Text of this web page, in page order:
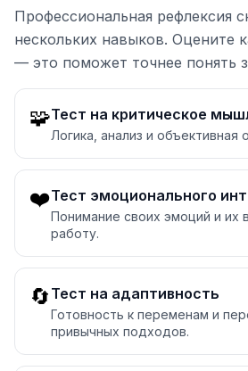
Профессиональная рефлексия
нескольких навыков. Оцените
— это поможет точнее понять
🧩Тест на критическое
Логика, анализ и объективная
❤️Тест эмоционального
Понимание своих эмоций и их
работу.
🔄 Тест на адаптивность
Готовность к переменам и
привычных подходов.